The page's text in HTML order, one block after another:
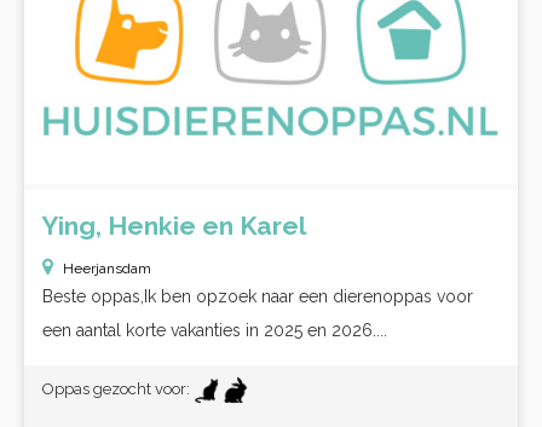
Ying, Henkie en Karel
Heerjansdam
Beste oppas,Ik ben opzoek naar een dierenoppas voor
een aantal korte vakanties in 2025 en 2026....
Oppas gezocht voor: